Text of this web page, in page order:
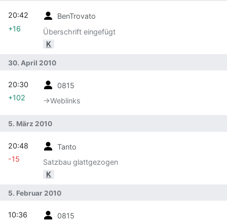
BenTrovato
Überschrift eingefügt
K
20:42
+16
30. April 2010
0815
→‎Weblinks
20:30
+102
5. März 2010
Tanto
Satzbau glattgezogen
K
20:48
-15
5. Februar 2010
0815
10:36